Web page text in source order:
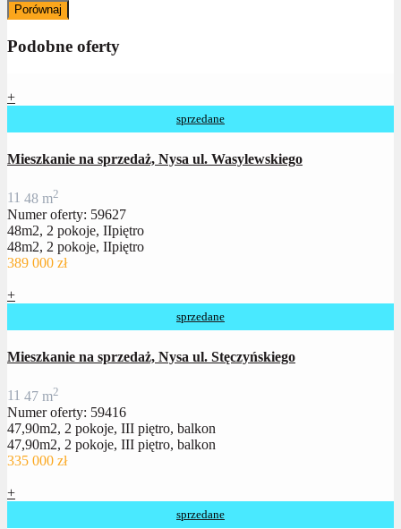
Porównaj
Podobne oferty
+
sprzedane
Mieszkanie na sprzedaż, Nysa ul. Wasylewskiego
11 48 m2
Numer oferty: 59627
48m2, 2 pokoje, IIpiętro
48m2, 2 pokoje, IIpiętro
389 000 zł
+
sprzedane
Mieszkanie na sprzedaż, Nysa ul. Stęczyńskiego
11 47 m2
Numer oferty: 59416
47,90m2, 2 pokoje, III piętro, balkon
47,90m2, 2 pokoje, III piętro, balkon
335 000 zł
+
sprzedane